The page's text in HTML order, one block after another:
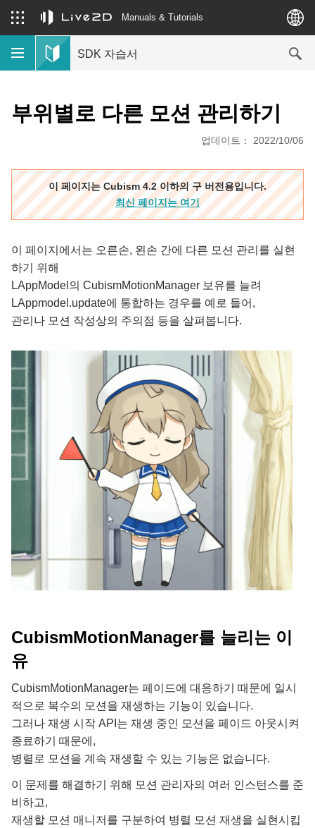
Manuals & Tutorials
SDK 자습서
부위별로 다른 모션 관리하기
업데이트： 2022/10/06
이 페이지는 Cubism 4.2 이하의 구 버전용입니다.
최신 페이지는 여기
이 페이지에서는 오른손, 왼손 간에 다른 모션 관리를 실현
하기 위해
LAppModel의 CubismMotionManager 보유를 늘려
LAppmodel.update에 통합하는 경우를 예로 들어,
관리나 모션 작성상의 주의점 등을 살펴봅니다.
CubismMotionManager를 늘리는 이
유
CubismMotionManager는 페이드에 대응하기 때문에 일시
적으로 복수의 모션을 재생하는 기능이 있습니다.
그러나 재생 시작 API는 재생 중인 모션을 페이드 아웃시켜
종료하기 때문에,
병렬로 모션을 계속 재생할 수 있는 기능은 없습니다.
이 문제를 해결하기 위해 모션 관리자의 여러 인스턴스를 준
비하고,
재생할 모션 매니저를 구분하여 병렬 모션 재생을 실현시킵